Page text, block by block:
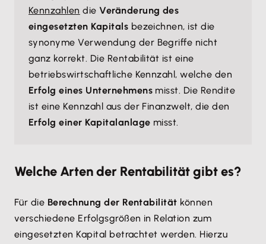
Kennzahlen die Veränderung des
eingesetzten Kapitals bezeichnen, ist die
synonyme Verwendung der Begriffe nicht
ganz korrekt. Die Rentabilität ist eine
betriebswirtschaftliche Kennzahl, welche den
Erfolg eines Unternehmens misst. Die Rendite
ist eine Kennzahl aus der Finanzwelt, die den
Erfolg einer Kapitalanlage misst.
Welche Arten der Rentabilität gibt es?
Für die Berechnung der Rentabilität können
verschiedene Erfolgsgrößen in Relation zum
eingesetzten Kapital betrachtet werden. Hierzu